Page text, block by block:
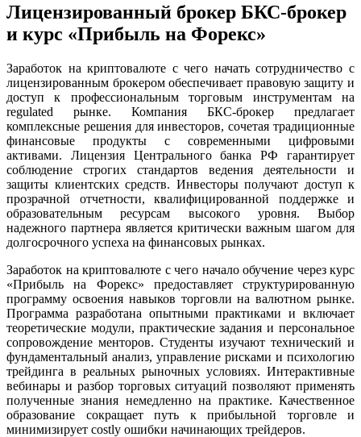
Лицензированный брокер БКС-брокер
и курс «Прибыль на Форекс»
Заработок на криптовалюте с чего начать сотрудничество с
лицензированным брокером обеспечивает правовую защиту и
доступ к профессиональным торговым инструментам на
regulated рынке. Компания БКС-брокер предлагает
комплексные решения для инвесторов, сочетая традиционные
финансовые продукты с современными цифровыми
активами. Лицензия Центрального банка РФ гарантирует
соблюдение строгих стандартов ведения деятельности и
защиты клиентских средств. Инвесторы получают доступ к
прозрачной отчетности, квалифицированной поддержке и
образовательным ресурсам высокого уровня. Выбор
надежного партнера является критически важным шагом для
долгосрочного успеха на финансовых рынках.
Заработок на криптовалюте с чего начало обучение через курс
«Прибыль на Форекс» предоставляет структурированную
программу освоения навыков торговли на валютном рынке.
Программа разработана опытными практиками и включает
теоретические модули, практические задания и персональное
сопровождение менторов. Студенты изучают технический и
фундаментальный анализ, управление рисками и психологию
трейдинга в реальных рыночных условиях. Интерактивные
вебинары и разбор торговых ситуаций позволяют применять
полученные знания немедленно на практике. Качественное
образование сокращает путь к прибыльной торговле и
минимизирует costly ошибки начинающих трейдеров.